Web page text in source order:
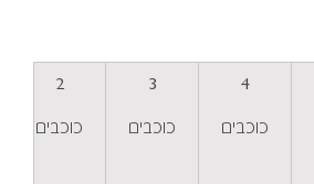
4
כוכבים
3
כוכבים
2
כוכבים